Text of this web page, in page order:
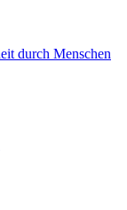
durch Menschen